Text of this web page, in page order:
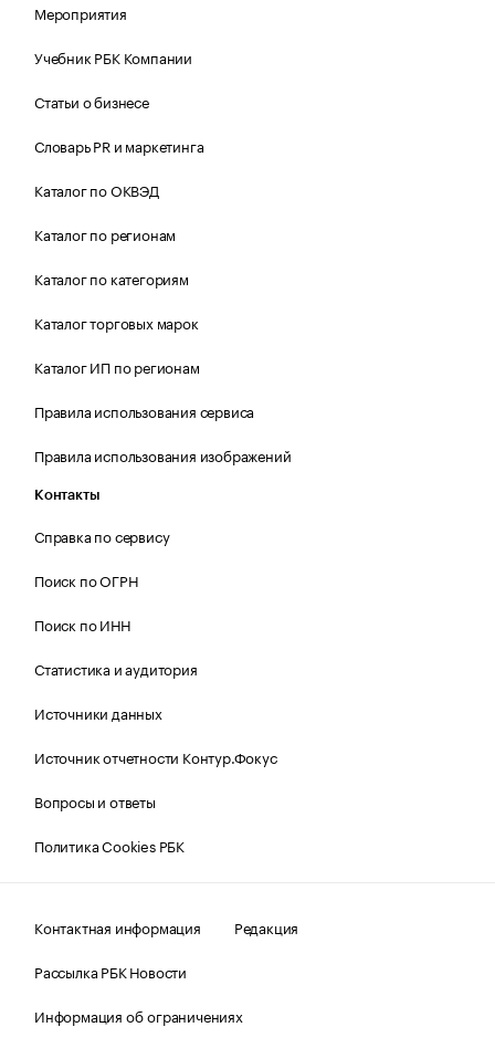
Мероприятия
Учебник РБК Компании
Статьи о бизнесе
Словарь PR и маркетинга
Каталог по ОКВЭД
Каталог по регионам
Каталог по категориям
Каталог торговых марок
Каталог ИП по регионам
Правила использования сервиса
Правила использования изображений
Контакты
Справка по сервису
Поиск по ОГРН
Поиск по ИНН
Статистика и аудитория
Источники данных
Источник отчетности Контур.Фокус
Вопросы и ответы
Политика Cookies РБК
Контактная информация
Редакция
Рассылка РБК Новости
Информация об ограничениях